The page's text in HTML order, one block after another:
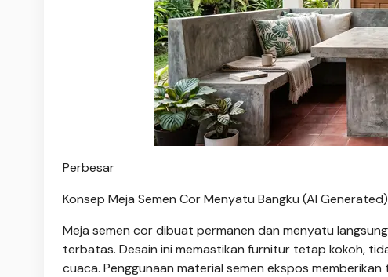
Perbesar
Konsep Meja Semen Cor Menyatu Bangku (AI Generated)
Meja semen cor dibuat permanen dan menyatu
terbatas. Desain ini memastikan furnitur tetap kokoh,
cuaca. Penggunaan material semen ekspos